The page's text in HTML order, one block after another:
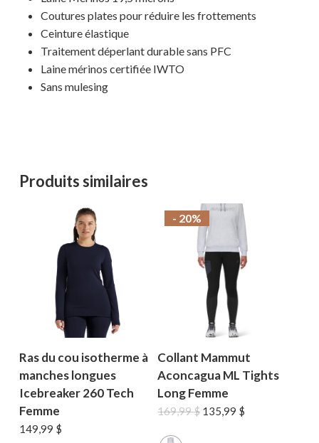
MAGASINER EN LIGNE
Coutures plates pour réduire les frottements
Ceinture élastique
Traitement déperlant durable sans PFC
Laine mérinos certifiée IWTO
Sans mulesing
Produits similaires
Ras du cou isotherme à
manches longues
Icebreaker 260 Tech
Femme
149,99 $
- 20%
Collant Mammut
Aconcagua ML Tights
Long Femme
169,99$ Le
135,99 $